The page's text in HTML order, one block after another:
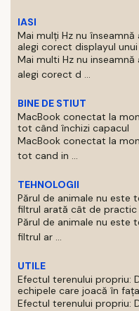
IASI
Mai mulți Hz nu
alegi corect displayul
Mai multi Hz nu
alegi corect d ...
BINE DE STIUT
MacBook conectat la
tot când închizi capacul
MacBook conectat la
tot cand in ...
TEHNOLOGII
Părul de animale nu este
filtrul arată cât de
Părul de animale nu este
filtrul ar ...
UTILE
Efectul terenului propriu:
echipele care joacă în
Efectul terenului propriu: